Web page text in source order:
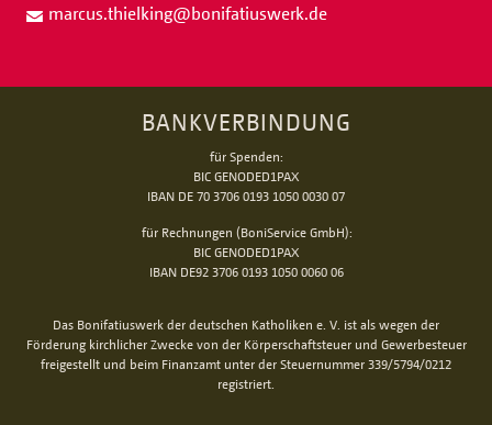
marcus.thielking@bonifatiuswerk.de
BANKVERBINDUNG
für Spenden:
BIC GENODED1PAX
IBAN DE 70 3706 0193 1050 0030 07
für Rechnungen (BoniService GmbH):
BIC GENODED1PAX
IBAN DE92 3706 0193 1050 0060 06
Das Bonifatiuswerk der deutschen Katholiken e. V. ist als wegen der
Förderung kirchlicher Zwecke von der Körperschaftsteuer und Gewerbesteuer
freigestellt und beim Finanzamt unter der Steuernummer 339/5794/0212
registriert.